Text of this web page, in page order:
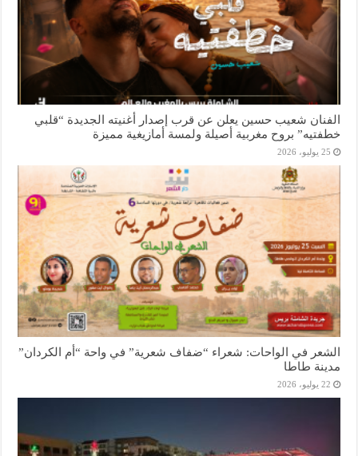
الفنان شعيب حسين يعلن عن قرب إصدار أغنيته الجديدة “قلبي
خطفتيه” بروح مغربية أصيلة ولمسة أمازيغية مميزة
25 يوليو، 2026
الشعر في الواحات: شعراء “ضفاف شعرية” في واحة “أم الكردان”
مدينة طاطا
22 يوليو، 2026